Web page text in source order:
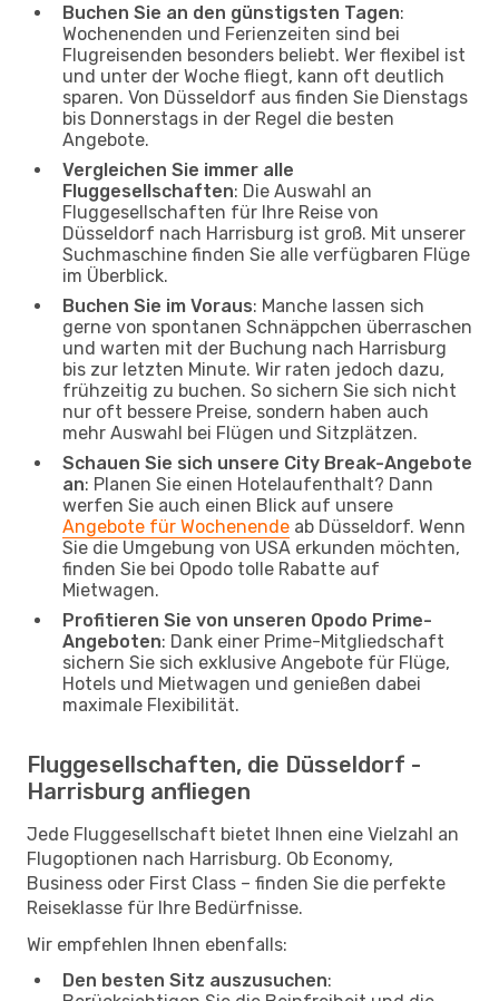
Buchen Sie an den günstigsten Tagen:
Wochenenden und Ferienzeiten sind bei
Flugreisenden besonders beliebt. Wer flexibel ist
und unter der Woche fliegt, kann oft deutlich
sparen. Von Düsseldorf aus finden Sie Dienstags
bis Donnerstags in der Regel die besten
Angebote.
Vergleichen Sie immer alle
Fluggesellschaften: Die Auswahl an
Fluggesellschaften für Ihre Reise von
Düsseldorf nach Harrisburg ist groß. Mit unserer
Suchmaschine finden Sie alle verfügbaren Flüge
im Überblick.
Buchen Sie im Voraus: Manche lassen sich
gerne von spontanen Schnäppchen überraschen
und warten mit der Buchung nach Harrisburg
bis zur letzten Minute. Wir raten jedoch dazu,
frühzeitig zu buchen. So sichern Sie sich nicht
nur oft bessere Preise, sondern haben auch
mehr Auswahl bei Flügen und Sitzplätzen.
Schauen Sie sich unsere City Break-Angebote
an: Planen Sie einen Hotelaufenthalt? Dann
werfen Sie auch einen Blick auf unsere
Angebote für Wochenende ab Düsseldorf. Wenn
Sie die Umgebung von USA erkunden möchten,
finden Sie bei Opodo tolle Rabatte auf
Mietwagen.
Profitieren Sie von unseren Opodo Prime-
Angeboten: Dank einer Prime-Mitgliedschaft
sichern Sie sich exklusive Angebote für Flüge,
Hotels und Mietwagen und genießen dabei
maximale Flexibilität.
Fluggesellschaften, die Düsseldorf -
Harrisburg anfliegen
Jede Fluggesellschaft bietet Ihnen eine Vielzahl an
Flugoptionen nach Harrisburg. Ob Economy,
Business oder First Class – finden Sie die perfekte
Reiseklasse für Ihre Bedürfnisse.
Wir empfehlen Ihnen ebenfalls:
Den besten Sitz auszusuchen: